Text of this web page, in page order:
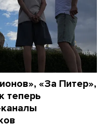
«За Питер»,
теперь